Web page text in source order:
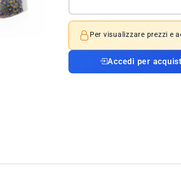
Per visualizzare prezzi e
Accedi per